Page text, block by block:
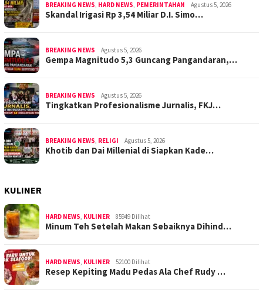
BREAKING NEWS, HARD NEWS, PEMERINTAHAN Agustus 5, 2026
Skandal Irigasi Rp 3,54 Miliar D.I. Simo…
BREAKING NEWS Agustus 5, 2026
Gempa Magnitudo 5,3 Guncang Pangandaran,…
BREAKING NEWS Agustus 5, 2026
Tingkatkan Profesionalisme Jurnalis, FKJ…
BREAKING NEWS, RELIGI Agustus 5, 2026
Khotib dan Dai Millenial di Siapkan Kade…
KULINER
HARD NEWS, KULINER 85949 Dilihat
Minum Teh Setelah Makan Sebaiknya Dihind…
HARD NEWS, KULINER 52100 Dilihat
Resep Kepiting Madu Pedas Ala Chef Rudy …